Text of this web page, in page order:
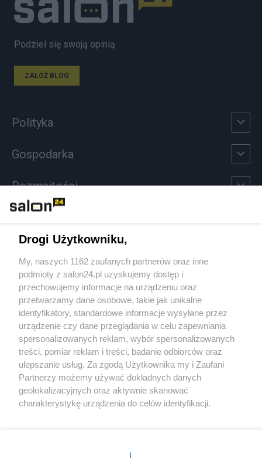
Podziel się swoją opinią
ZAŁÓŻ BLOG
Polityka
Gospodarka
Rozmaitości
Sport
Społeczeństwo
Kultura
X Facebook Instagram Youtube
Drogi Użytkowniku,
My, naszych 1162 zaufanych partnerów oraz inne
podmioty z salon24.pl uzyskujemy dostęp i
przechowujemy informacje na urządzeniu oraz
przetwarzamy dane osobowe, takie jak unikalne
identyfikatory, standardowe informacje wysyłane przez
urządzenie czy dane przeglądania w celu zapewniania
spersonalizowanych reklam, wybór spersonalizowanych
treści, pomiar reklam i treści, badanie odbiorców oraz
ulepszanie usług. Za zgodą Użytkownika my i Zaufani
Partnerzy możemy używać dokładnych danych
geolokalizacyjnych oraz aktywnie skanować
charakterystykę urządzenia do celów identyfikacji.
zmienić/wycofać klikając przycisk ustawień prywatności